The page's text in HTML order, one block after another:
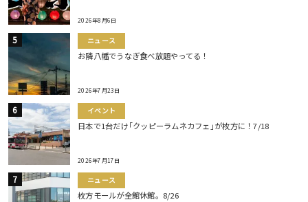
2026年8月6日
ニュース
お隣八幡でうなぎ食べ放題やってる！
2026年7月23日
イベント
日本で1台だけ｢クッピーラムネカフェ｣が枚方に！7/18
2026年7月17日
ニュース
枚方モールが全館休館。8/26